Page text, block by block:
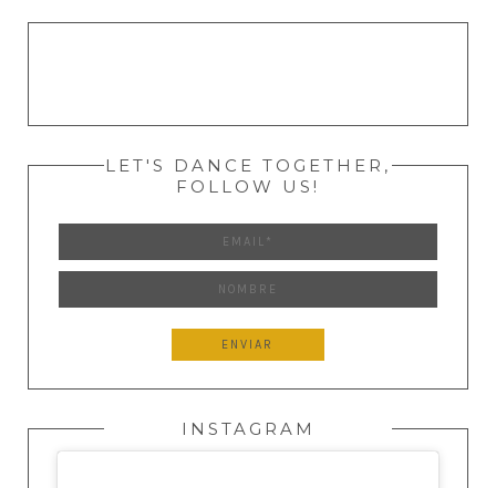
LET'S DANCE TOGETHER,
FOLLOW US!
INSTAGRAM